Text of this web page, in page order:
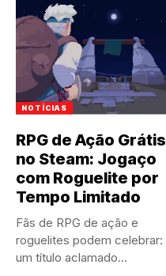
NOTÍCIAS
RPG de Ação Grátis
no Steam: Jogaço
com Roguelite por
Tempo Limitado
Fãs de RPG de ação e
roguelites podem celebrar:
um título aclamado...